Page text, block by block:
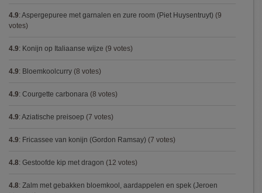
4.9: Aspergepuree met garnalen en zure room (Piet Huysentruyt) (9
votes)
4.9: Konijn op Italiaanse wijze (9 votes)
4.9: Bloemkoolcurry (8 votes)
4.9: Courgette carbonara (8 votes)
4.9: Aziatische preisoep (7 votes)
4.9: Fricassee van konijn (Gordon Ramsay) (7 votes)
4.8: Gestoofde kip met dragon (12 votes)
4.8: Zalm met gebakken bloemkool, aardappelen en spek (Jeroen